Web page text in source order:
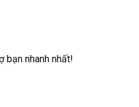
bạn nhanh nhất!